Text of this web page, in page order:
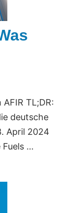
TL;DR:
deutsche
April 2024
Fuels …